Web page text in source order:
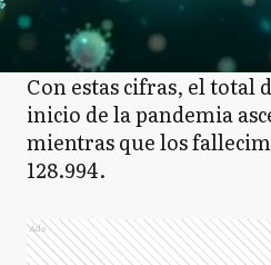
Con estas cifras, el total
inicio de la pandemia
mientras que los
128.994.
Ads